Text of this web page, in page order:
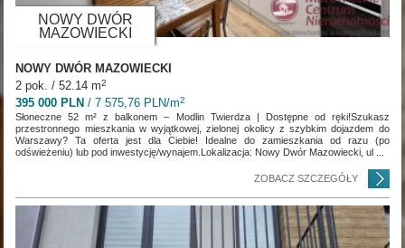
NOWY DWÓR
MAZOWIECKI
NOWY DWÓR MAZOWIECKI
2 pok. / 52.14 m2
395 000 PLN / 7 575,76 PLN/m2
Słoneczne 52 m² z balkonem – Modlin Twierdza | Dostępne od ręki!Szukasz
przestronnego mieszkania w wyjątkowej, zielonej okolicy z szybkim dojazdem do
Warszawy? Ta oferta jest dla Ciebie! Idealne do zamieszkania od razu (po
odświeżeniu) lub pod inwestycję/wynajem.Lokalizacja: Nowy Dwór Mazowiecki, ul ...
ZOBACZ SZCZEGÓŁY